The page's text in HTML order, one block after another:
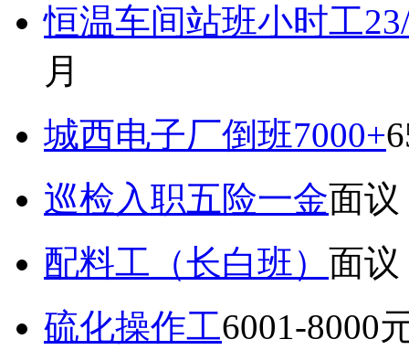
恒温车间站班小时工
月
城西电子厂倒班7000+
巡检入职五险一金面议
配料工（长白班） 面议
硫化操作工6001-8000